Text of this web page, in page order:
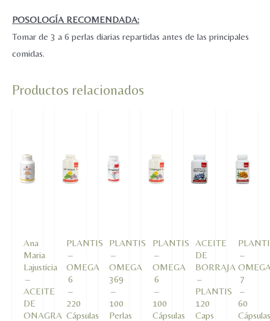
POSOLOGÍA RECOMENDADA:
Tomar de 3 a 6 perlas diarias repartidas antes de las principales
comidas.
Productos relacionados
Ana
Maria
Lajusticia
–
ACEITE
DE
ONAGRA
PLANTIS
–
OMEGA
6
–
220
Cápsulas
PLANTIS
–
OMEGA
369
–
100
Perlas
PLANTIS
–
OMEGA
6
–
100
Cápsulas
ACEITE
DE
BORRAJA
–
PLANTIS
120
Caps
–
7
–
60